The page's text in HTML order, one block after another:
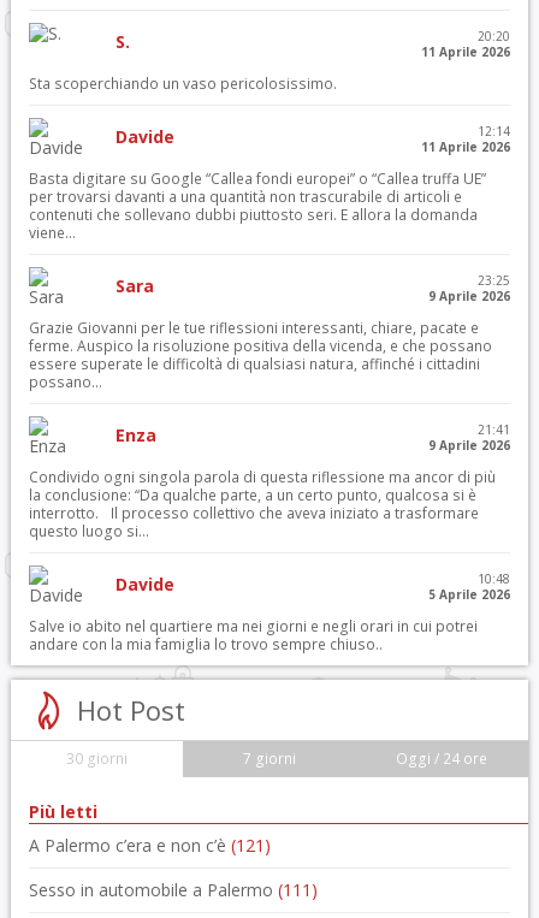
S.
20:20
11 Aprile 2026
Sta scoperchiando un vaso pericolosissimo.
Davide
12:14
11 Aprile 2026
Basta digitare su Google “Callea fondi europei” o “Callea truffa UE”
per trovarsi davanti a una quantità non trascurabile di articoli e
contenuti che sollevano dubbi piuttosto seri. E allora la domanda
viene...
Sara
23:25
9 Aprile 2026
Grazie Giovanni per le tue riflessioni interessanti, chiare, pacate e
ferme. Auspico la risoluzione positiva della vicenda, e che possano
essere superate le difficoltà di qualsiasi natura, affinché i cittadini
possano...
Enza
21:41
9 Aprile 2026
Condivido ogni singola parola di questa riflessione ma ancor di più
la conclusione: “Da qualche parte, a un certo punto, qualcosa si è
interrotto. Il processo collettivo che aveva iniziato a trasformare
questo luogo si...
Davide
10:48
5 Aprile 2026
Salve io abito nel quartiere ma nei giorni e negli orari in cui potrei
andare con la mia famiglia lo trovo sempre chiuso..
Hot Post
30 giorni 7 giorni Oggi / 24 ore
Più letti
A Palermo c’era e non c’è (121)
Sesso in automobile a Palermo (111)